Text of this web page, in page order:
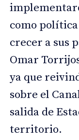
como
crecer a sus
Omar
ya que
sobre el
salida de
territorio.